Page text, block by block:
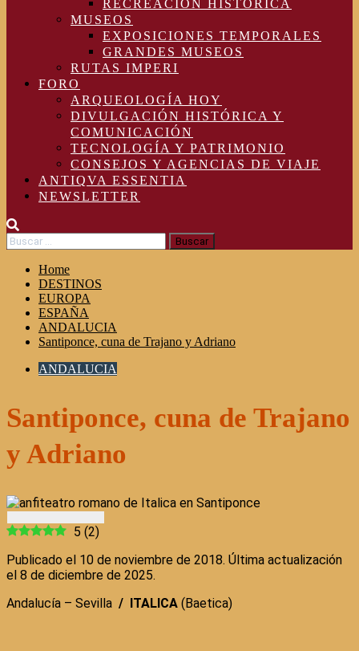
RECREACIÓN HISTÓRICA
MUSEOS
EXPOSICIONES TEMPORALES
GRANDES MUSEOS
RUTAS IMPERI
FORO
ARQUEOLOGÍA HOY
DIVULGACIÓN HISTÓRICA Y
COMUNICACIÓN
TECNOLOGÍA Y PATRIMONIO
CONSEJOS Y AGENCIAS DE VIAJE
ANTIQVA ESSENTIA
NEWSLETTER
Buscar:
Home
DESTINOS
EUROPA
ESPAÑA
ANDALUCIA
Santiponce, cuna de Trajano y Adriano
ANDALUCIA
Santiponce, cuna de Trajano
y Adriano
5 (2)
Publicado el 10 de noviembre de 2018. Última actualización
el 8 de diciembre de 2025.
Andalucía – Sevilla / ITALICA (Baetica)